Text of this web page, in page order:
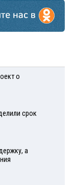
о
срок
а